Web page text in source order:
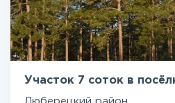
Участок 7 соток в